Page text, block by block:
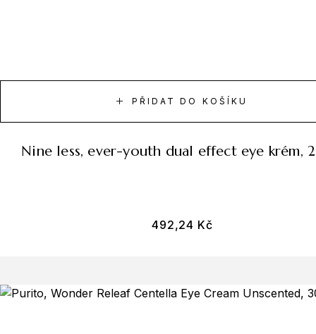
PŘIDAT DO KOŠÍKU
nine less, ever-youth dual effect eye krém,
492,24 Kč